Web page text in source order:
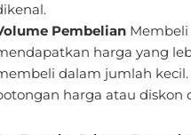
Pembelian
harga yang
dalam jumlah
harga atau diskon